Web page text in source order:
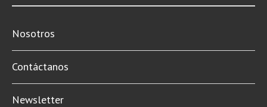
Nosotros
Contáctanos
Newsletter